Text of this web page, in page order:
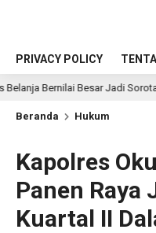
PRIVACY POLICY
Besar Jadi Sorotan; LSM
Beranda Hukum
Kapolres
Panen Raya
Kuartal II